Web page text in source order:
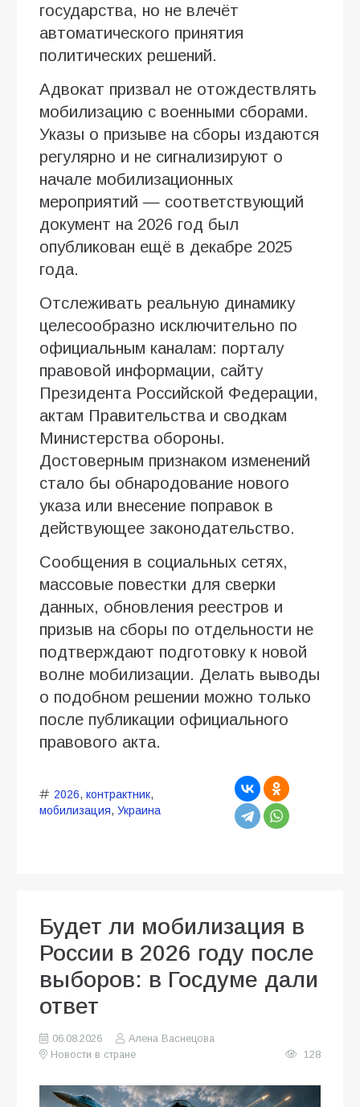
государства, но не влечёт
автоматического принятия
политических решений.
Адвокат призвал не отождествлять
мобилизацию с военными сборами.
Указы о призыве на сборы издаются
регулярно и не сигнализируют о
начале мобилизационных
мероприятий — соответствующий
документ на 2026 год был
опубликован ещё в декабре 2025
года.
Отслеживать реальную динамику
целесообразно исключительно по
официальным каналам: порталу
правовой информации, сайту
Президента Российской Федерации,
актам Правительства и сводкам
Министерства обороны.
Достоверным признаком изменений
стало бы обнародование нового
указа или внесение поправок в
действующее законодательство.
Сообщения в социальных сетях,
массовые повестки для сверки
данных, обновления реестров и
призыв на сборы по отдельности не
подтверждают подготовку к новой
волне мобилизации. Делать выводы
о подобном решении можно только
после публикации официального
правового акта.
2026, контрактник,
мобилизация, Украина
Будет ли мобилизация в
России в 2026 году после
выборов: в Госдуме дали
ответ
06.08.2026
Алена Васнецова
Новости в стране
128